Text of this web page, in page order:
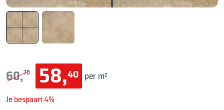
60,70 58,40 per m²
Je bespaart 4%